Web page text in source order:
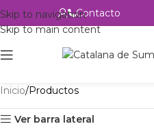
Skip to navigation
Skip to main content
Contacto
Inicio Productos
Ver barra lateral